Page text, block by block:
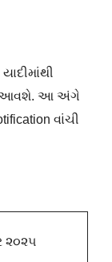
આવશે. આ અંગે
વાંચી
૨૦૨૫